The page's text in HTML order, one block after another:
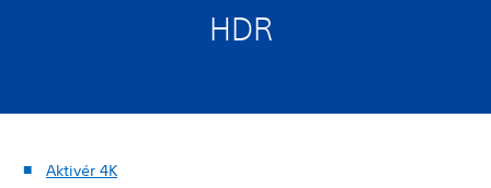
HDR
Aktivér 4K